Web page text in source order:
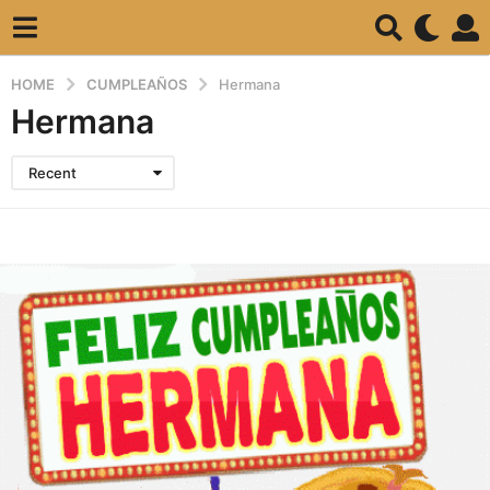
HOME CUMPLEAÑOS Hermana
Hermana
Recent